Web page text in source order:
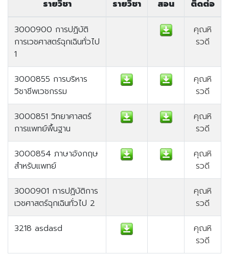
รายวิชา
รายวิชา
สอน
ติดต่อ
3000900 การปฏิบัติ
การเวชศาสตร์ฉุกเฉินทั่วไป
1
คุณหิ
รวดี
3000855 การบริหาร
วิชาชีพเวชกรรม
คุณหิ
รวดี
3000851 วิทยาศาสตร์
การแพทย์พื้นฐาน
คุณหิ
รวดี
3000854 ภาษาอังกฤษ
สำหรับแพทย์
คุณหิ
รวดี
3000901 การปฏิบัติการ
เวชศาสตร์ฉุกเฉินทั่วไป 2
คุณหิ
รวดี
3218 asdasd
คุณหิ
รวดี